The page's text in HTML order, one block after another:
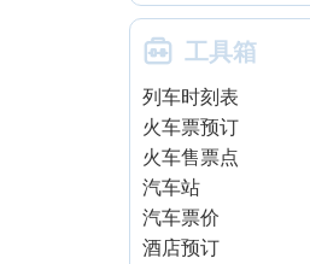
 工具箱
列车时刻表
火车票预订
火车售票点
汽车站
汽车票价
酒店预订